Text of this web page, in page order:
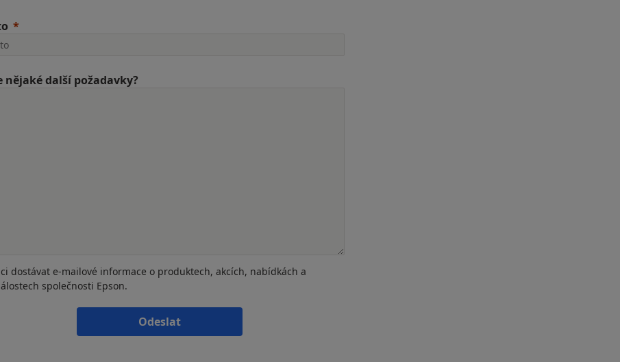
nějaké další požadavky?
dostávat e-mailové informace o produktech, akcích, nabídkách a
společnosti Epson.
Odeslat